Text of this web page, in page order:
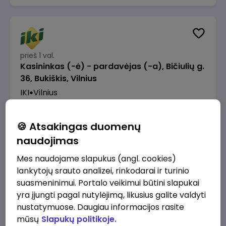
prieš 1 val.
Kasininkas (-ė) - pardavėjas (-a), Bičiulių g.
36, Bukiškis, Vilnius
IKI Vilnius
prieš 1 val.
Prekių surinkėjas (-a) - pickeris, Senasis
Ukmergės kelias 8, Avižieniai
IKI Vilnius
🍪 Atsakingas duomenų
naudojimas
Mes naudojame slapukus (angl. cookies)
lankytojų srauto analizei, rinkodarai ir turinio
suasmeninimui. Portalo veikimui būtini slapukai
yra įjungti pagal nutylėjimą, likusius galite valdyti
nustatymuose. Daugiau informacijos rasite
mūsų Slapukų politikoje.